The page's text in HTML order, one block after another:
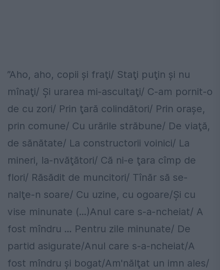
”Aho, aho, copii şi fraţi/ Staţi puţin şi nu
mînaţi/ Şi urarea mi-ascultaţi/ C-am pornit-o
de cu zori/ Prin ţară colindători/ Prin oraşe,
prin comune/ Cu urările străbune/ De viaţă,
de sănătate/ La constructorii voinici/ La
mineri, la-nvăţători/ Că ni-e ţara cîmp de
flori/ Răsădit de muncitori/ Tînăr să se-
nalţe-n soare/ Cu uzine, cu ogoare/Şi cu
vise minunate (...)Anul care s-a-ncheiat/ A
fost mîndru ... Pentru zile minunate/ De
partid asigurate/Anul care s-a-ncheiat/A
fost mîndru şi bogat/Am'nălţat un imn ales/